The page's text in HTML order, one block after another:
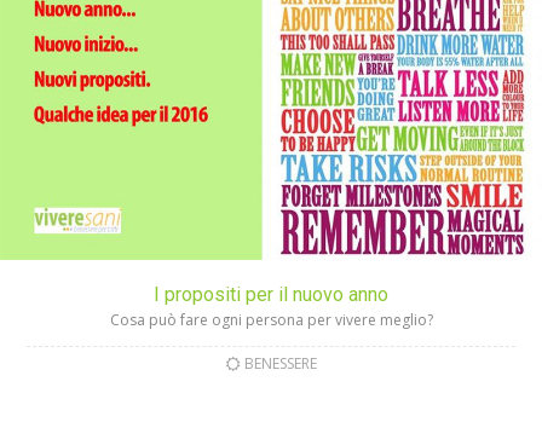
I propositi per il nuovo anno
Cosa può fare ogni persona per vivere meglio?
BENESSERE